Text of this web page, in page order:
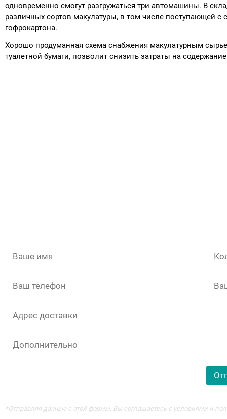
одновременно смогут разгружаться три автомашины. В
различных сортов макулатуры, в том числе поступающей с
гофрокартона.
Хорошо продуманная схема снабжения макулатурным
туалетной бумаги, позволит снизить затраты на
*Отправляя данные с этой формы, Вы соглашаетесь с условиями и